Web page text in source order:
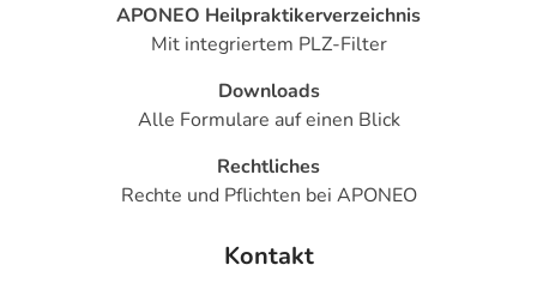
- Schlaflosigkeit
- Euphorische Stimmung
- Sinnestäuschung (Halluzination)
APONEO Heilpraktikerverzeichnis
Mit integriertem PLZ-Filter
Downloads
Alle Formulare auf einen Blick
Rechtliches
Rechte und Pflichten bei APONEO
Kontakt